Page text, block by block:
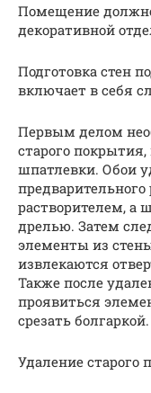
Помещение
декоративной
Подготовка стен
включает в себя
Первым делом
старого
шпатлевки. Обои
растворителем, а
дрелью. Затем
элементы из
извлекаются
Также после
проявиться
срезать болгаркой.
Удаление старого